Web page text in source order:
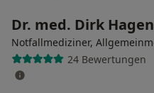
Dr. med. Dirk
Notfallmediziner,
24 Bewertungen